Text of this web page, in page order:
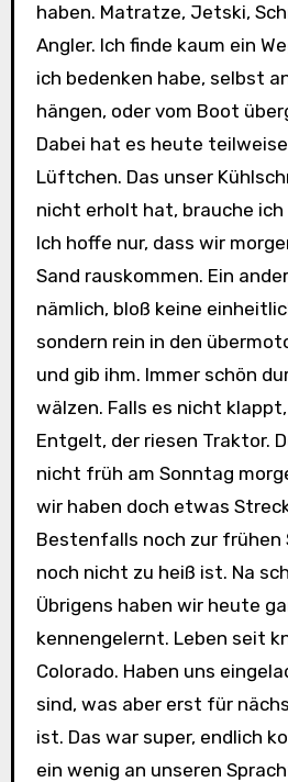
haben. Matratze, Jetski,
Angler. Ich finde kaum ein
ich bedenken habe, selbst
hängen, oder vom Boot
Dabei hat es heute
Lüftchen. Das unser
nicht erholt hat, brauche
Ich hoffe nur, dass wir
Sand rauskommen. Ein
nämlich, bloß keine
sondern rein in den
und gib ihm. Immer schön
wälzen. Falls es nicht
Entgelt, der riesen Traktor.
nicht früh am Sonntag
wir haben doch etwas
Bestenfalls noch zur frühen
noch nicht zu heiß ist. Na
Übrigens haben wir heute
kennengelernt. Leben seit
Colorado. Haben uns
sind, was aber erst für
ist. Das war super, endlich
ein wenig an unseren